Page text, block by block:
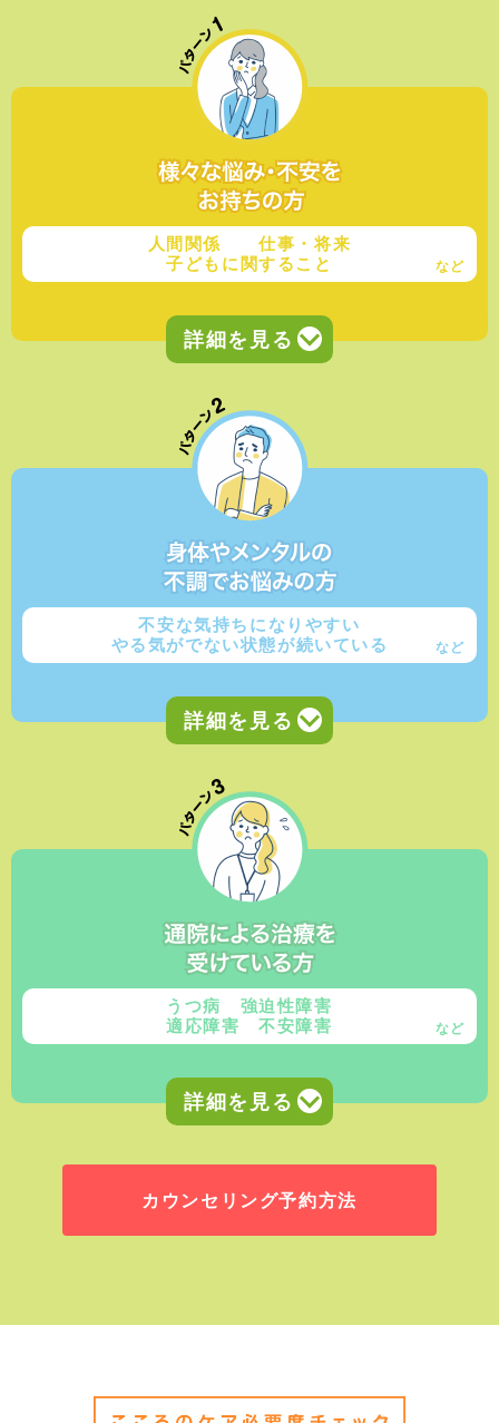
人間関係 仕事・将来
子どもに関すること
など
不安な気持ちになりやすい
やる気がでない状態が続いている
など
うつ病 強迫性障害
適応障害 不安障害
など
カウンセリング予約方法